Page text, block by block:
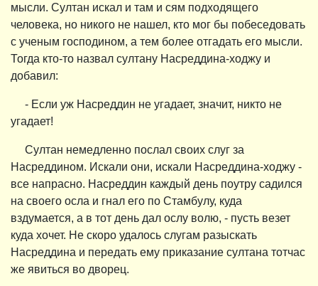
мысли. Султан искал и там и сям подходящего
человека, но никого не нашел, кто мог бы побеседовать
с ученым господином, а тем более отгадать его мысли.
Тогда кто-то назвал султану Насреддина-ходжу и
добавил:
- Если уж Насреддин не угадает, значит, никто не
угадает!
Султан немедленно послал своих слуг за
Насреддином. Искали они, искали Насреддина-ходжу -
все напрасно. Насреддин каждый день поутру садился
на своего осла и гнал его по Стамбулу, куда
вздумается, а в тот день дал ослу волю, - пусть везет
куда хочет. Не скоро удалось слугам разыскать
Насреддина и передать ему приказание султана тотчас
же явиться во дворец.